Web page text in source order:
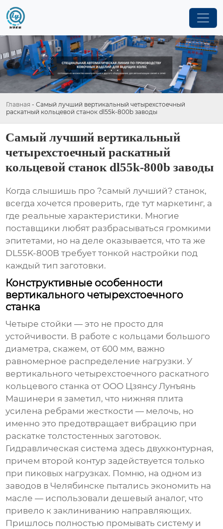
Главная - Самый лучший вертикальный четырехстоечный
раскатный кольцевой станок dl55k-800b заводы
Самый лучший вертикальный
четырехстоечный раскатный
кольцевой станок dl55k-800b заводы
Когда слышишь про ?самый лучший? станок,
всегда хочется проверить, где тут маркетинг, а
где реальные характеристики. Многие
поставщики любят разбрасываться громкими
эпитетами, но на деле оказывается, что та же
DL55K-800B требует тонкой настройки под
каждый тип заготовки.
Конструктивные особенности
вертикального четырехстоечного
станка
Четыре стойки — это не просто для
устойчивости. В работе с кольцами большого
диаметра, скажем, от 600 мм, важно
равномерное распределение нагрузки. У
вертикального четырехстоечного раскатного
кольцевого станка от ООО Цзянсу Лунъянь
Машинери я заметил, что нижняя плита
усилена ребрами жесткости — мелочь, но
именно это предотвращает вибрацию при
раскатке толстостенных заготовок.
Гидравлическая система здесь двухконтурная,
причем второй контур задействуется только
при пиковых нагрузках. Помню, на одном из
заводов в Челябинске пытались экономить на
масле — использовали дешевый аналог, что
привело к заклиниванию направляющих.
Пришлось полностью промывать систему и